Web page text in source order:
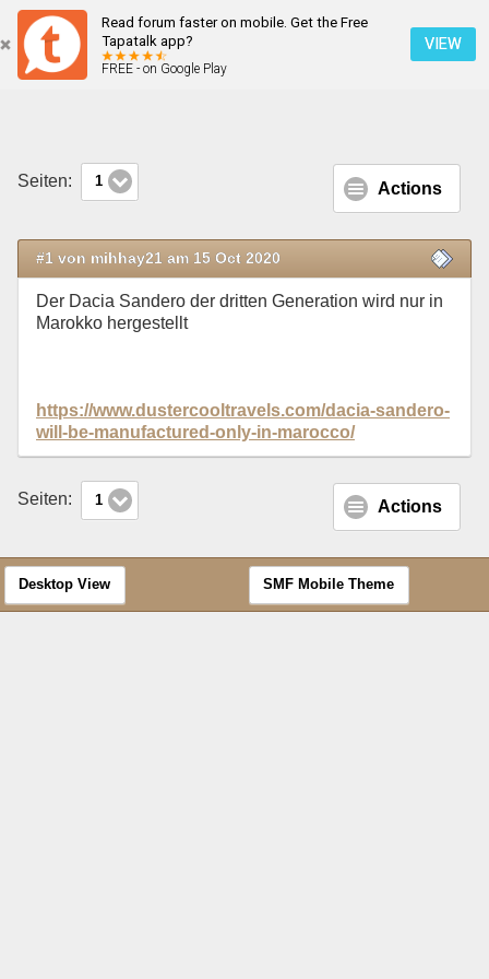
Read forum faster on mobile. Get the Free
Tapatalk app?
FREE - on Google Play
VIEW
Dacia Sandero wird nur in Marokko hergestellt
Seiten: 1 Actions
#1 von mihhay21 am 15 Oct 2020
Der Dacia Sandero der dritten Generation wird nur in
Marokko hergestellt
https://www.dustercooltravels.com/dacia-sandero-
will-be-manufactured-only-in-marocco/
Seiten: 1 Actions
Desktop View SMF Mobile Theme